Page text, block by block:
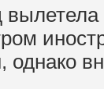
однако